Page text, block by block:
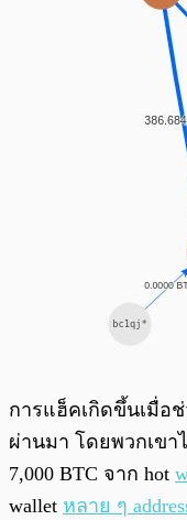
การแฮ็คเกิดขึ้นเมื่อ
ผ่านมา โดยพวกเขา
7,000 BTC จาก hot
wallet หลาย ๆ